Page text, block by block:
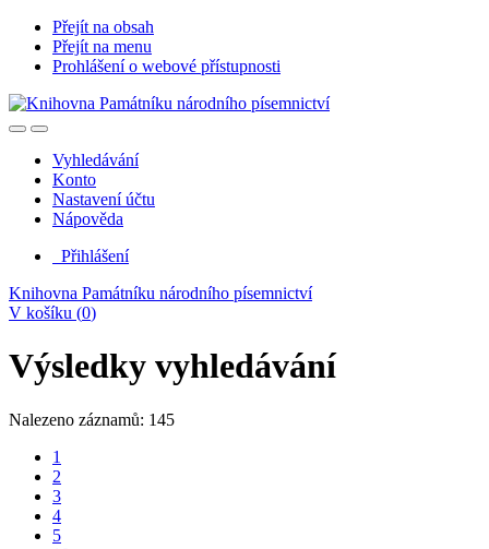
Přejít na obsah
Přejít na menu
Prohlášení o webové přístupnosti
Vyhledávání
Konto
Nastavení účtu
Nápověda
Přihlášení
Knihovna Památníku národního písemnictví
V košíku (0)
Výsledky vyhledávání
Nalezeno záznamů: 145
1
2
3
4
5